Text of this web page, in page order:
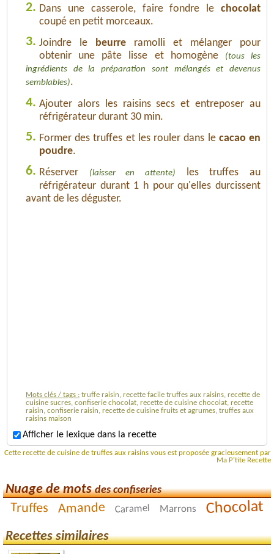
2. Dans une casserole, faire fondre le chocolat
coupé en petit morceaux.
3. Joindre le beurre ramolli et mélanger pour
obtenir une pâte lisse et homogène
(tous les
ingrédients de la préparation sont mélangés et devenus
semblables).
4. Ajouter alors les raisins secs et entreposer au
réfrigérateur durant 30 min.
5. Former des truffes et les rouler dans le cacao en
poudre.
6. Réserver (laisser en attente)
les truffes au
réfrigérateur durant 1 h pour qu'elles durcissent
avant de les déguster.
Mots clés / tags : truffe raisin, recette facile truffes aux raisins, recette de
cuisine sucres, confiserie chocolat, recette de cuisine chocolat, recette
raisin, confiserie raisin, recette de cuisine fruits et agrumes, truffes aux
raisins maison
Afficher le lexique dans la recette
Cette recette de cuisine de truffes aux raisins vous est proposée gracieusement par
Ma P'tite Recette
Nuage de motsdes confiseries
Truffes Amande Caramel Marrons Chocolat
Recettes similaires